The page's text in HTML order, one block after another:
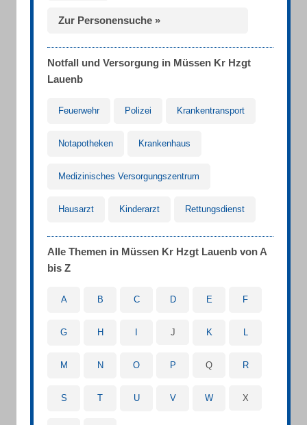
Zur Personensuche »
Notfall und Versorgung in Müssen Kr Hzgt
Lauenb
Feuerwehr Polizei Krankentransport
Notapotheken Krankenhaus
Medizinisches Versorgungszentrum
Hausarzt Kinderarzt Rettungsdienst
Alle Themen in Müssen Kr Hzgt Lauenb von A
bis Z
A B C D E F
G H J K L
M N O P Q R
S T U V W X